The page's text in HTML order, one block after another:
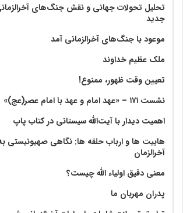
تحلیل تحولات جهانی و نقش جنگ‌های
جدید
موعود با جنگ‌های آخرالزمانی آمد
ملک عظیم خداوند
تعیین وقت ظهور، ممنوع!
نشست ۱۷۱ – «عهد امام و عهد با امام عصر(عج)»
اهمیت دیدار با آیت‌الله سیستانی در کتاب پاپ
هابیت ها و ارباب حلقه ها: نگاهی صهیونیستی
آخرالزمان
معنی دقیق اولیاء الله چیست؟
پدران مهربان ما